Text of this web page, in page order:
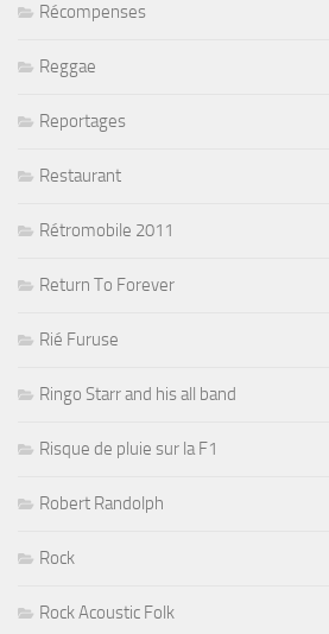
Récompenses
Reggae
Reportages
Restaurant
Rétromobile 2011
Return To Forever
Rié Furuse
Ringo Starr and his all band
Risque de pluie sur la F1
Robert Randolph
Rock
Rock Acoustic Folk